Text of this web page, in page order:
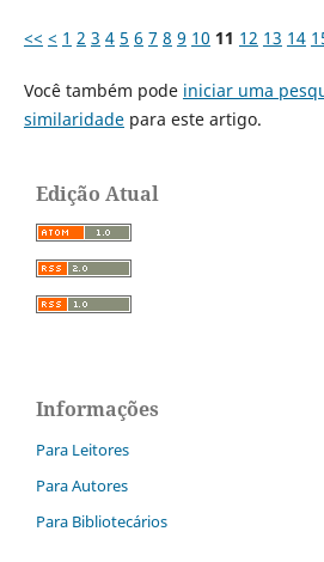
<< < 1 2 3 4 5 6 7 8 9 10 11 12 13 14
Você também pode iniciar uma
similaridadepara este artigo.
Edição Atual
Informações
Para Leitores
Para Autores
Para Bibliotecários